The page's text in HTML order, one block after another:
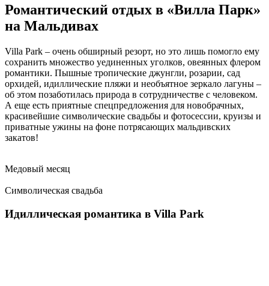
Романтический отдых в «Вилла Парк»
на Мальдивах
Villa Park – очень обширный резорт, но это лишь помогло ему
сохранить множество уединенных уголков, овеянных флером
романтики. Пышные тропические джунгли, розарии, сад
орхидей, идиллические пляжи и необъятное зеркало лагуны –
об этом позаботилась природа в сотрудничестве с человеком.
А еще есть приятные спецпредложения для новобрачных,
красивейшие символические свадьбы и фотосессии, круизы и
приватные ужины на фоне потрясающих мальдивских
закатов!
Медовый месяц
Символическая свадьба
Идиллическая романтика в Villa Park